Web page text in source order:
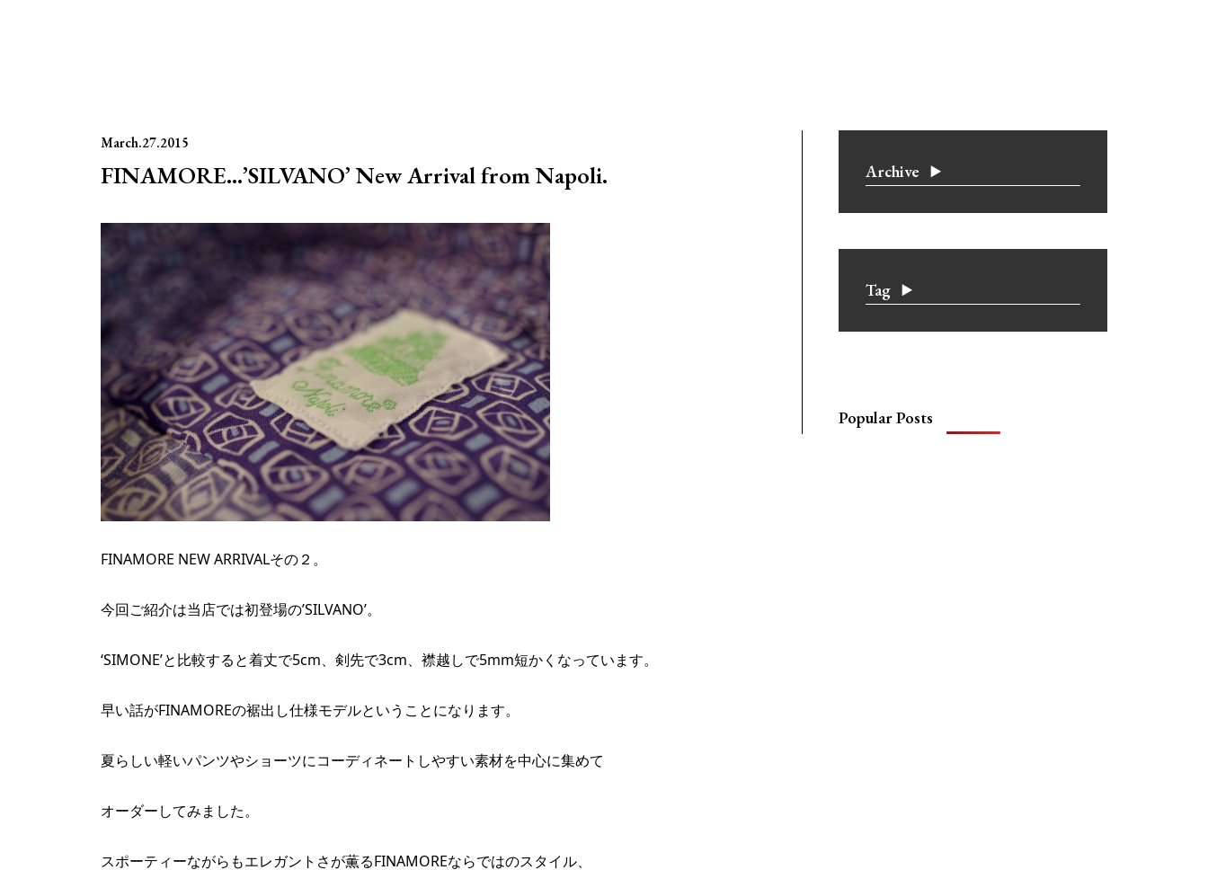
March.27.2015
FINAMORE…’SILVANO’ New Arrival from Napoli.
FINAMORE NEW ARRIVALその２。
今回ご紹介は当店では初登場の’SILVANO’。
‘SIMONE’と比較すると着丈で5cm、剣先で3cm、襟越しで5mm短かくなっています。
早い話がFINAMOREの裾出し仕様モデルということになります。
夏らしい軽いパンツやショーツにコーディネートしやすい素材を中心に集めて
オーダーしてみました。
スポーティーながらもエレガントさが薫るFINAMOREならではのスタイル、
Archive
Tag
Popular Posts